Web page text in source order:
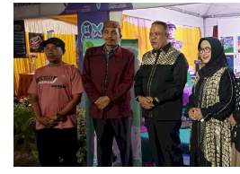
Syarat dan Ketentuan
Aplikasi
Pengumuman
Layanan Publik
Whistleblowing System